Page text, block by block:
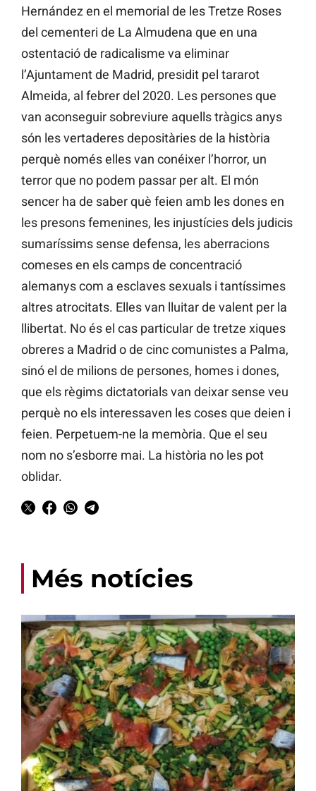
Hernández en el memorial de les Tretze Roses
del cementeri de La Almudena que en una
ostentació de radicalisme va eliminar
l’Ajuntament de Madrid, presidit pel tararot
Almeida, al febrer del 2020. Les persones que
van aconseguir sobreviure aquells tràgics anys
són les vertaderes depositàries de la història
perquè només elles van conéixer l’horror, un
terror que no podem passar per alt. El món
sencer ha de saber què feien amb les dones en
les presons femenines, les injustícies dels judicis
sumaríssims sense defensa, les aberracions
comeses en els camps de concentració
alemanys com a esclaves sexuals i tantíssimes
altres atrocitats. Elles van lluitar de valent per la
llibertat. No és el cas particular de tretze xiques
obreres a Madrid o de cinc comunistes a Palma,
sinó el de milions de persones, homes i dones,
que els règims dictatorials van deixar sense veu
perquè no els interessaven les coses que deien i
feien. Perpetuem-ne la memòria. Que el seu
nom no s’esborre mai. La història no les pot
oblidar.
Més notícies